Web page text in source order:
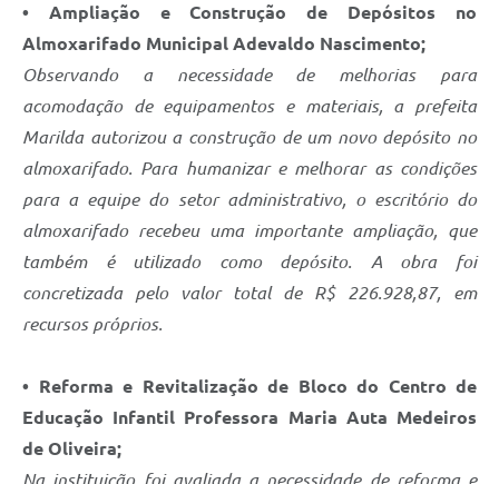
• Ampliação e Construção de Depósitos no
Almoxarifado Municipal Adevaldo Nascimento;
Observando a necessidade de melhorias para
acomodação de equipamentos e materiais, a prefeita
Marilda autorizou a construção de um novo depósito no
almoxarifado. Para humanizar e melhorar as condições
para a equipe do setor administrativo, o escritório do
almoxarifado recebeu uma importante ampliação, que
também é utilizado como depósito. A obra foi
concretizada pelo valor total de R$ 226.928,87, em
recursos próprios.
• Reforma e Revitalização de Bloco do Centro de
Educação Infantil Professora Maria Auta Medeiros
de Oliveira;
Na instituição foi avaliada a necessidade de reforma e